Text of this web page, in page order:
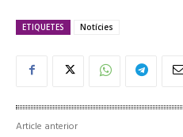
ETIQUETES Notícies
Article anterior